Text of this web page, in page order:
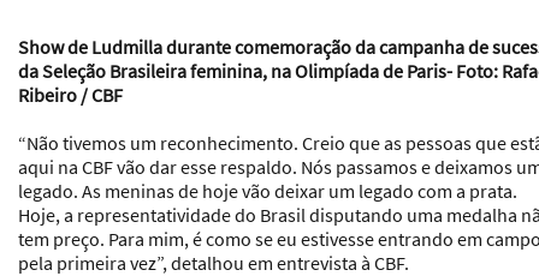
Show de Ludmilla durante comemoração da campanha de
da Seleção Brasileira feminina, na Olimpíada de Paris- Foto:
Ribeiro / CBF
“Não tivemos um reconhecimento. Creio que as pessoas que
aqui na CBF vão dar esse respaldo. Nós passamos e deixamos
legado. As meninas de hoje vão deixar um legado com a prata.
Hoje, a representatividade do Brasil disputando uma medalha
tem preço. Para mim, é como se eu estivesse entrando em
pela primeira vez”, detalhou em entrevista à CBF.